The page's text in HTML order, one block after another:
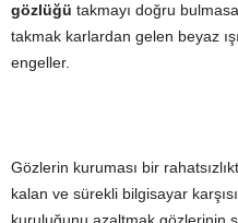
gözlüğü takmayı doğru
takmak karlardan gelen beyaz
engeller.
Gözlerin kuruması bir
kalan ve sürekli bilgisayar